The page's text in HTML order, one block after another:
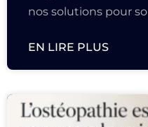
nos solutions pour
EN LIRE PLUS